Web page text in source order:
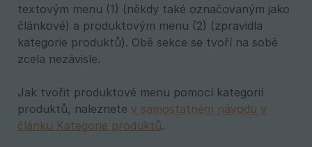
textovým menu (1) (někdy také označovaným jako
článkové) a produktovým menu (2) (zpravidla
kategorie produktů). Obě sekce se tvoří na sobě
zcela nezávisle.
Jak tvořit produktové menu pomocí kategorií
produktů, naleznete v samostatném návodu v
článku Kategorie produktů.